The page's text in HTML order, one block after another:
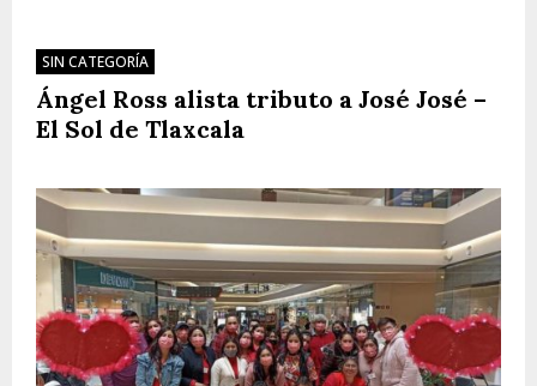
SIN CATEGORÍA
Ángel Ross alista tributo a José José –
El Sol de Tlaxcala